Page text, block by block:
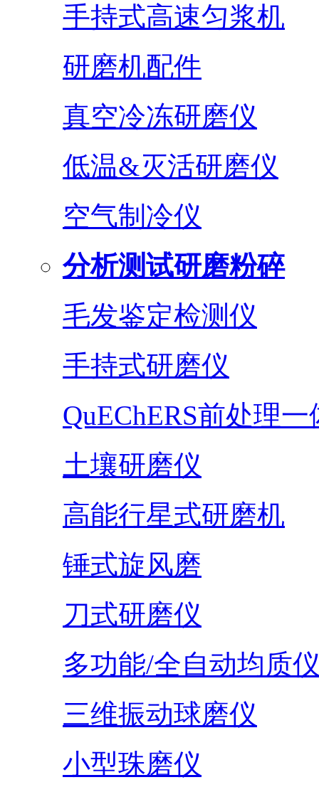
手持式高速匀浆机
研磨机配件
真空冷冻研磨仪
低温&灭活研磨仪
空气制冷仪
分析测试研磨粉碎
毛发鉴定检测仪
手持式研磨仪
QuEChERS前处理一
土壤研磨仪
高能行星式研磨机
锤式旋风磨
刀式研磨仪
多功能/全自动均质
三维振动球磨仪
小型珠磨仪